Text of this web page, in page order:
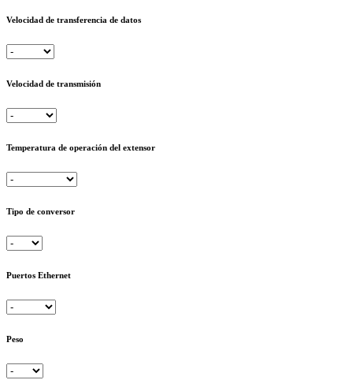
Velocidad de transferencia de datos
Velocidad de transmisión
Temperatura de operación del extensor
Tipo de conversor
Puertos Ethernet
Peso